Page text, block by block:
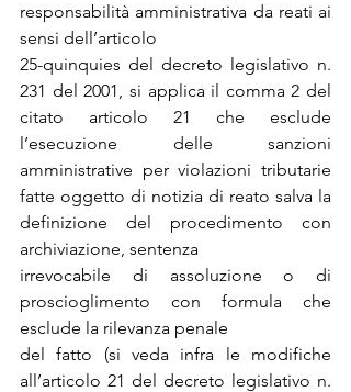
responsabilità amministrativa da reati ai
sensi dell’articolo
25-quinquies del decreto legislativo n.
231 del 2001, si applica il comma 2 del
citato articolo 21 che esclude
l’esecuzione delle sanzioni
amministrative per violazioni tributarie
fatte oggetto di notizia di reato salva la
definizione del procedimento con
archiviazione, sentenza
irrevocabile di assoluzione o di
proscioglimento con formula che
esclude la rilevanza penale
del fatto (si veda infra le modifiche
all’articolo 21 del decreto legislativo n.